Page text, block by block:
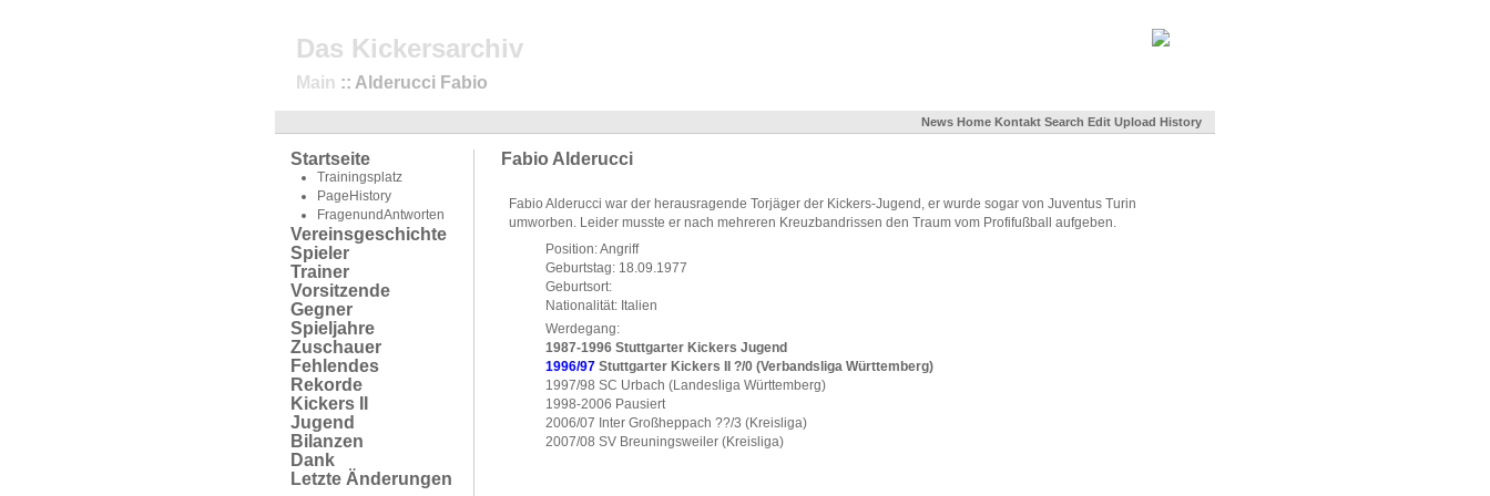
Das Kickersarchiv
Main :: Alderucci Fabio
News Home Kontakt Search Edit Upload History
Startseite
Trainingsplatz
PageHistory
FragenundAntworten
Vereinsgeschichte
Spieler
Trainer
Vorsitzende
Gegner
Spieljahre
Zuschauer
Fehlendes
Rekorde
Kickers II
Jugend
Bilanzen
Dank
Letzte Änderungen
Fabio Alderucci
Fabio Alderucci war der herausragende Torjäger der Kickers-Jugend, er wurde sogar von Juventus Turin
umworben. Leider musste er nach mehreren Kreuzbandrissen den Traum vom Profifußball aufgeben.
Position: Angriff
Geburtstag: 18.09.1977
Geburtsort:
Nationalität: Italien
Werdegang:
1987-1996 Stuttgarter Kickers Jugend
1996/97 Stuttgarter Kickers II ?/0 (Verbandsliga Württemberg)
1997/98 SC Urbach (Landesliga Württemberg)
1998-2006 Pausiert
2006/07 Inter Großheppach ??/3 (Kreisliga)
2007/08 SV Breuningsweiler (Kreisliga)